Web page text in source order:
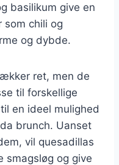
basilikum give en
som chili og
og dybde.
ret, men de
til forskellige
en ideel mulighed
brunch. Uanset
vil quesadillas
smagsløg og give